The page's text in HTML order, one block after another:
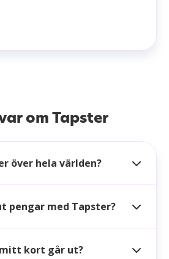
om Tapster
över hela världen?
pengar med Tapster?
kort går ut?